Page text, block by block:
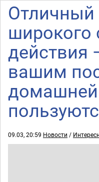
Отличный
широкого
вашим
домашней
09.03, 20:59 Новости /